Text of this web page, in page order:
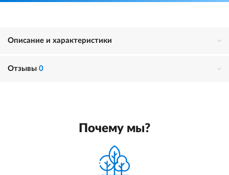
Описание и характеристики
Отзывы 0
Почему мы?